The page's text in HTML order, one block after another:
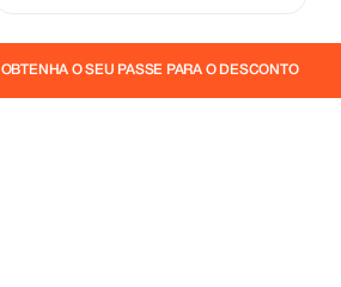
OBTENHA O SEU PASSE PARA O DESCONTO